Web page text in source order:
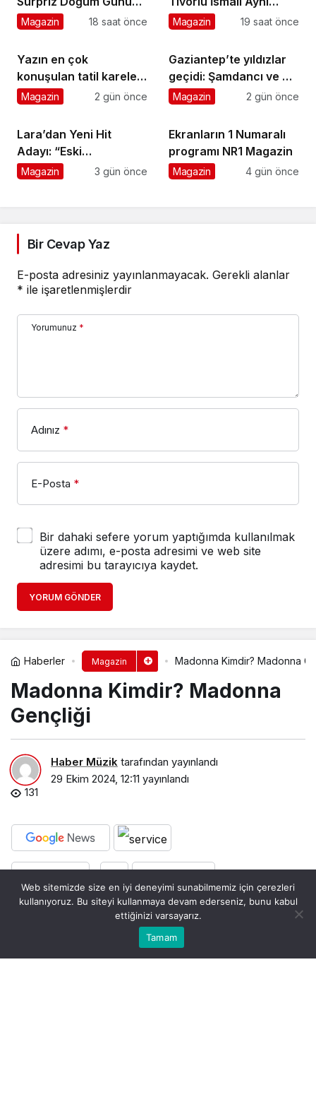
Kutlaması!
Magazin 18 saat önce
Filmde Buluştu!
Ağustos’ta Vizyonda
Magazin 19 saat önce
Yazın en çok
konuşulan tatil kareleri
bu sezon Ethno
Magazin 2 gün önce
Gaziantep’te yıldızlar
geçidi: Şamdancı ve By
Mustafa açılışı ile
gala
Magazin 2 gün önce
Lara’dan Yeni Hit
Adayı: “Eski
Numaralar” Yayında
Magazin 3 gün önce
Ekranların 1 Numaralı
programı NR1 Magazin
Magazin 4 gün önce
Bir Cevap Yaz
E-posta adresiniz yayınlanmayacak. Gerekli alanlar
* ile işaretlenmişlerdir
Yorumunuz *
Adınız *
E-Posta *
Bir dahaki sefere yorum yaptığımda kullanılmak
üzere adımı, e-posta adresimi ve web site
adresimi bu tarayıcıya kaydet.
YORUM GÖNDER
Haberler Magazin Madonna Kimdir? Madonna
Madonna Kimdir? Madonna
Gençliği
Haber Müzik tarafından yayınlandı
29 Ekim 2024, 12:11 yayınlandı
131
Bu web sitesinde en iyi deneyimi yaşamanızı sağlamak
Hesabım
0
Web sitemizde size en iyi deneyimi sunabilmemiz için çerezleri
kullanıyoruz. Bu siteyi kullanmaya devam ederseniz, bunu kabul
ettiğinizi varsayarız.
Tamam